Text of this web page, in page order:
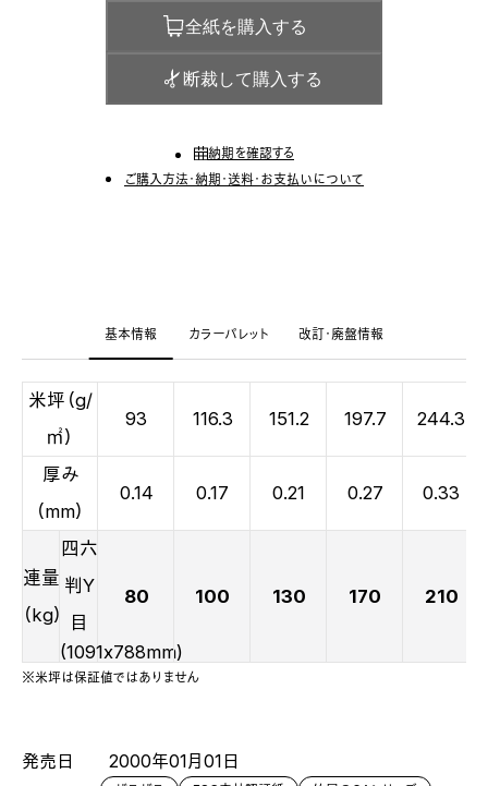
全紙を購入する
断裁して購入する
納期を確認する
ご購入方法・納期・送料・お支払いについて
基本情報 カラーパレット 改訂・廃盤情報
米坪（g/
㎡）
93 116.3 151.2 197.7 244.3
厚み
（mm）
0.14 0.17 0.21 0.27 0.33
連量
（kg）
四六
判Y
目
(1091x788mm)
80 100 130 170 210
※米坪は保証値ではありません
発売日
2000年01月01日